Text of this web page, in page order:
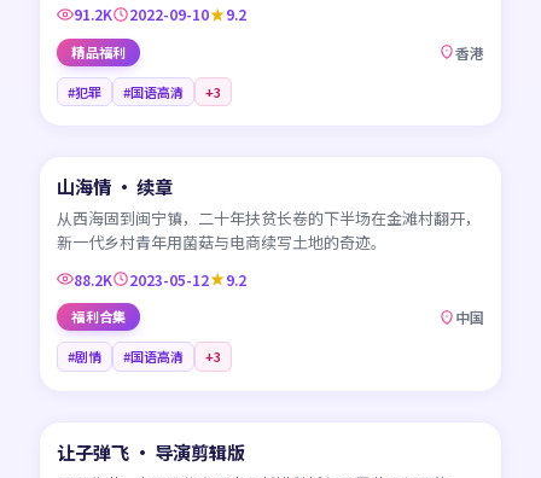
91.2K 2022-09-10 9.2
精品福利 香港
#犯罪 #国语高清 +3
CN
山海情 · 续章
从西海固到闽宁镇，二十年扶贫长卷的下半场在金滩村翻开，
新一代乡村青年用菌菇与电商续写土地的奇迹。
88.2K 2023-05-12 9.2
福利合集 中国
#剧情 #国语高清 +3
CN
让子弹飞 · 导演剪辑版